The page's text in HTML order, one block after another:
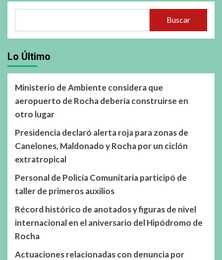
Buscar
Lo Último
Ministerio de Ambiente considera que
aeropuerto de Rocha debería construirse en
otro lugar
Presidencia declaró alerta roja para zonas de
Canelones, Maldonado y Rocha por un ciclón
extratropical
Personal de Policía Comunitaria participó de
taller de primeros auxilios
Récord histórico de anotados y figuras de nivel
internacional en el aniversario del Hipódromo de
Rocha
Actuaciones relacionadas con denuncia por